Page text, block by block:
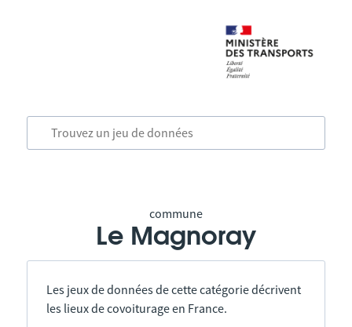
commune
Le Magnoray
Les jeux de données de cette catégorie décrivent
les lieux de covoiturage en France.